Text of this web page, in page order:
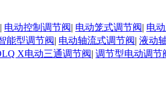
| 电动控制调节阀| 电动笼式调节阀| 电
能型调节阀| 电动轴流式调节阀| 液动
X电动三通调节阀| 调节型电动调节